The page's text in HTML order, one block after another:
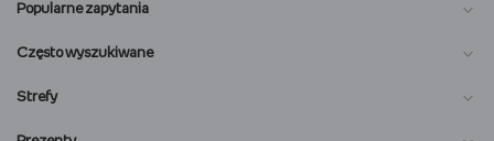
Popularne zapytania
Często wyszukiwane
Strefy